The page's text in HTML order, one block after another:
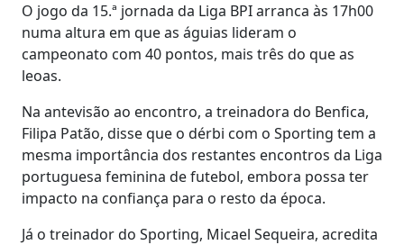
O jogo da 15.ª jornada da Liga BPI arranca às 17h00
numa altura em que as águias lideram o
campeonato com 40 pontos, mais três do que as
leoas.
Na antevisão ao encontro, a treinadora do Benfica,
Filipa Patão, disse que o dérbi com o Sporting tem a
mesma importância dos restantes encontros da Liga
portuguesa feminina de futebol, embora possa ter
impacto na confiança para o resto da época.
Já o treinador do Sporting, Micael Sequeira, acredita